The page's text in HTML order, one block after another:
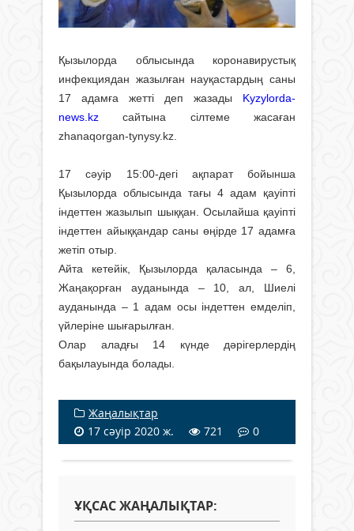
Қызылорда облысында коронавирустық
инфекциядан жазылған науқастардың саны
17 адамға жетті деп жазады Kyzylorda-
news.kz сайтына сілтеме жасаған
zhanaqorgan-tynysy.kz.
17 сәуір 15:00-дегі ақпарат бойынша
Қызылорда облысында тағы 4 адам қауіпті
індеттен жазылып шыққан. Осылайша қауіпті
індеттен айыққандар саны өңірде 17 адамға
жетіп отыр.
Айта кетейік, Қызылорда қаласында – 6,
Жаңақорған ауданында – 10, ал, Шиелі
ауданында – 1 адам осы індеттен емделіп,
үйлеріне шығарылған.
Олар аладғы 14 күнде дәрігерлердің
бақылауында болады.
Жаңалықтар
17 сәуір 2020 ж.
721 0
ҰҚСАС ЖАҢАЛЫҚТАР: